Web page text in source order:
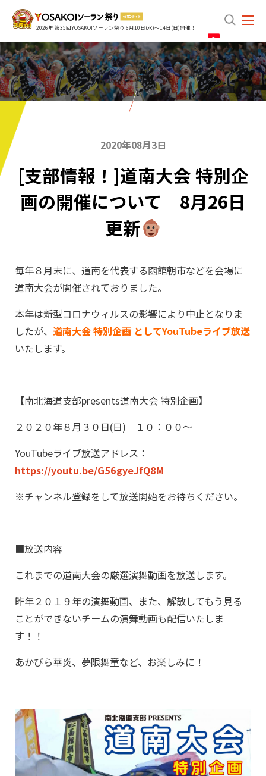
2026年 第35回YOSAKOIソーラン祭り 6月10日(水)～14日(日)開催！
search
2020年08月3日
[支部情報！]道南大会 特別企
画の開催について 8月26日
更新
毎年８月末に、道南を代表する函館朝市などを会場に
道南大会が開催されておりました。
本年は新型コロナウィルスの影響により中止となりま
したが、 道南大会 特別企画 としてYouTubeライブ放送
いたします。
【南北海道支部presents道南大会 特別企画】
２０２０年８月３０日(日) １０：００～
YouTubeライブ放送アドレス：
https://youtu.be/G56gyeJfQ8M
※チャンネル登録をして放送開始をお待ちください。
■放送内容
これまでの道南大会の厳選演舞動画を放送します。
昨年２０１９年の演舞動画、また、解散してもう見る
ことができないチームの演舞動画も配信いたしま
す！！
あかびら華炎、夢限舞童など、お楽しみに！